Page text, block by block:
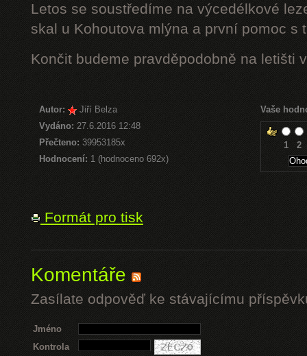
Letos se soustředíme na výcedélkové
skal u Kohoutova mlýna a první pomoc s
Končit budeme pravděpodobně na letišti
Autor:
Jiří Belza
Vydáno: 27.6.2016 12:48
Přečteno:39953185x
Hodnocení: 1 (hodnoceno 692x)
Vaše
1 2
Formát pro tisk
Komentáře
Zasílate odpověď ke stávajícímu
Jméno
Kontrola